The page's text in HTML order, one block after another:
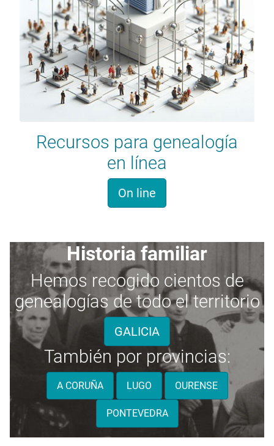
Recursos para genealogía
en línea
On line
Historia familiar
Hemos recogido cientos de
genealogías de todo el territorio
GALICIA
También por provincias:
A CORUÑA LUGO OURENSE
PONTEVEDRA